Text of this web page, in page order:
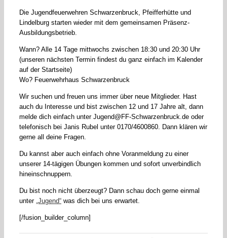
Die Jugendfeuerwehren Schwarzenbruck, Pfeifferhütte und
Lindelburg starten wieder mit dem gemeinsamen Präsenz-
Ausbildungsbetrieb.
Wann? Alle 14 Tage mittwochs zwischen 18:30 und 20:30 Uhr
(unseren nächsten Termin findest du ganz einfach im Kalender
auf der Startseite)
Wo? Feuerwehrhaus Schwarzenbruck
Wir suchen und freuen uns immer über neue Mitglieder. Hast
auch du Interesse und bist zwischen 12 und 17 Jahre alt, dann
melde dich einfach unter Jugend@FF-Schwarzenbruck.de oder
telefonisch bei Janis Rubel unter 0170/4600860. Dann klären wir
gerne all deine Fragen.
Du kannst aber auch einfach ohne Voranmeldung zu einer
unserer 14-tägigen Übungen kommen und sofort unverbindlich
hineinschnuppern.
Du bist noch nicht überzeugt? Dann schau doch gerne einmal
unter „Jugend“ was dich bei uns erwartet.
[/fusion_builder_column]